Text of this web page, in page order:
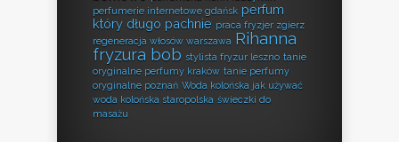
perfumerie internetowe gdańsk perfum
który długo pachnie praca fryzjer zgierz
regeneracja włosów warszawa Rihanna
fryzura bob stylista fryzur leszno tanie
oryginalne perfumy kraków tanie perfumy
oryginalne poznań Woda kolońska jak używać
woda kolońska staropolska świeczki do
masażu